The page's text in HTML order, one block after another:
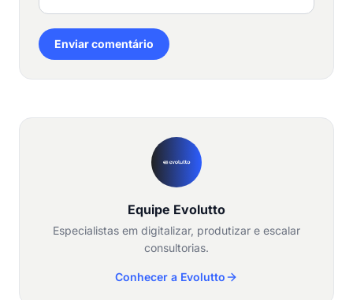
Enviar comentário
Equipe Evolutto
Especialistas em digitalizar, produtizar e escalar
consultorias.
Conhecer a Evolutto